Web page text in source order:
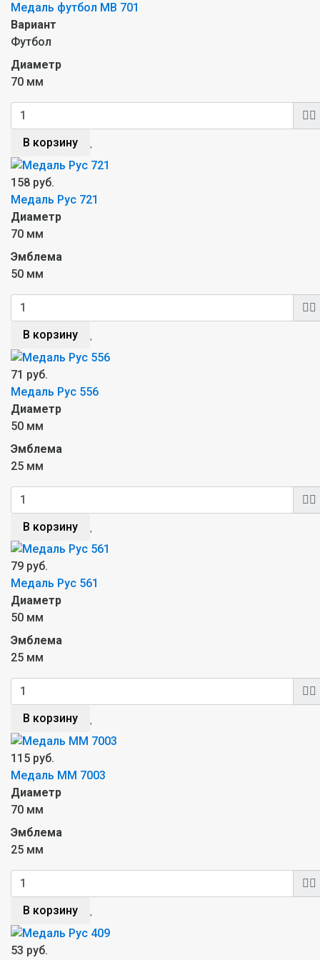
Медаль футбол MB 701
Вариант
Футбол
Диаметр
70 мм
В корзину
158 руб.
Медаль Рус 721
Диаметр
70 мм
Эмблема
50 мм
В корзину
71 руб.
Медаль Рус 556
Диаметр
50 мм
Эмблема
25 мм
В корзину
79 руб.
Медаль Рус 561
Диаметр
50 мм
Эмблема
25 мм
В корзину
115 руб.
Медаль MM 7003
Диаметр
70 мм
Эмблема
25 мм
В корзину
53 руб.